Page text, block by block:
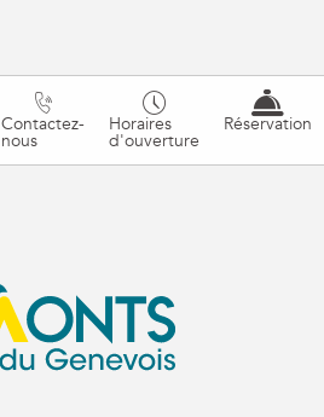
Contactez-
nous
Horaires
d'ouverture
Réservation